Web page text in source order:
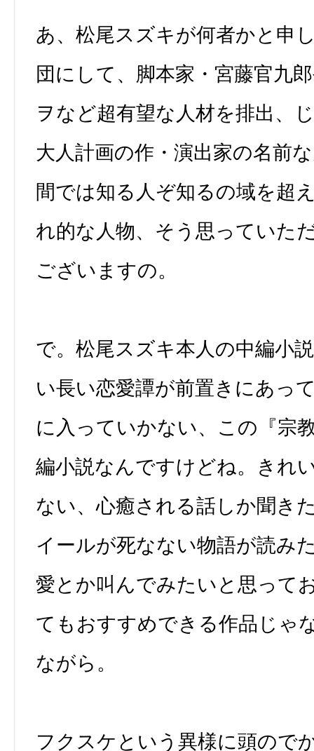
あ、松尾スズキが何者かと申
団にして、脚本家・宮藤官九
ヲなど超有望な人材を排出、
大人計画の作・演出家の名前
間では知る人ぞ知るの域を超
れ的な人物、そう思っていた
ございますの。
で。松尾スズキ本人の中編小
い長い恋愛譚が前置きにあっ
に入っていかない、この『宗
編小説なんですけどね。きれ
ない、心癒される話しか聞き
イールが死なない物語が読み
愛とか叫んでみたいと思って
てもおすすめできる作品じゃ
ながら。
フクスケという異様に頭ので